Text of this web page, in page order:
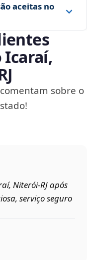
aceitas no
sobre o
Niterói‑RJ após
serviço seguro